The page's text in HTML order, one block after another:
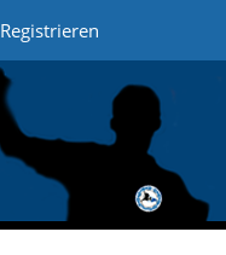
Registrieren